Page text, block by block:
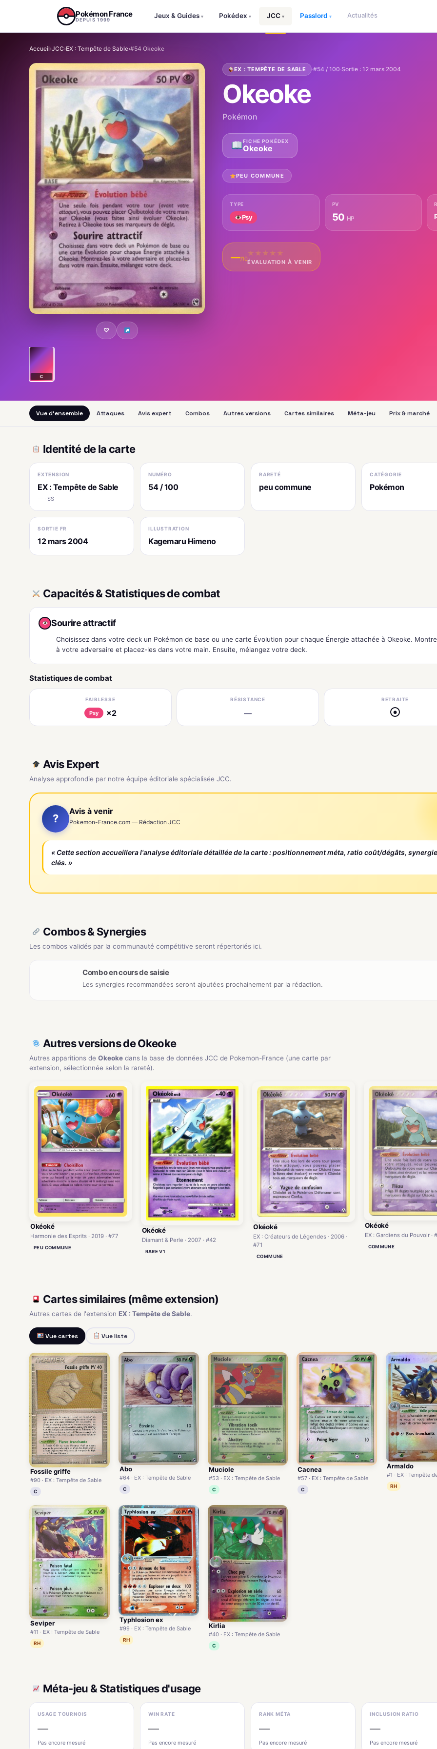
Pokémon France
DEPUIS 1999
Jeux & Guides ▾ Pokédex ▾ JCC ▾ Passlord ▾ Actualités
Accueil›JCC›EX : Tempête de Sable›#54 Okeoke
♡
C
EX : TEMPÊTE DE SABLE ·#54 / 100·Sortie : 12 mars 2004
Okeoke
Pokémon
FICHE POKÉDEX
Okeoke
PEU COMMUNE
TYPE
Psy
PV
50 HP
—/10
★ ★ ★ ★ ★
ÉVALUATION À VENIR
Vue d'ensemble Attaques Avis expert Combos Autres versions Cartes similaires Méta-jeu Prix & marché
Identité de la carte
EXTENSION
EX : Tempête de Sable
— · SS
NUMÉRO
54 / 100
RARETÉ
peu commune
CATÉGORIE
Pokémon
SORTIE FR
12 mars 2004
ILLUSTRATION
Kagemaru Himeno
Capacités & Statistiques de combat
Sourire attractif
Choisissez dans votre deck un Pokémon de base ou une carte Évolution pour chaque Énergie attachée à Okeoke.
à votre adversaire et placez-les dans votre main. Ensuite, mélangez votre deck.
Statistiques de combat
FAIBLESSE
Psy ×2
RÉSISTANCE
—
RETRAITE
●
Avis Expert
Analyse approfondie par notre équipe éditoriale spécialisée JCC.
?
Avis à venir
Pokemon-France.com — Rédaction JCC
« Cette section accueillera l'analyse éditoriale détaillée de la carte : positionnement méta, ratio coût/dégâts,
clés. »
Combos & Synergies
Les combos validés par la communauté compétitive seront répertoriés ici.
Combo en cours de saisie
Les synergies recommandées seront ajoutées prochainement par la rédaction.
Autres versions de Okeoke
Autres apparitions de Okeoke dans la base de données JCC de Pokemon-France (une carte par
extension, sélectionnée selon la rareté).
Okéoké
Harmonie des Esprits · 2019 · #77
PEU COMMUNE
Okéoké
Diamant & Perle · 2007 · #42
RARE V1
Okéoké
EX : Créateurs de Légendes · 2006 ·
#71
COMMUNE
Okéoké
EX : Gardiens du Pouvoir ·
COMMUNE
Cartes similaires (même extension)
Autres cartes de l'extension EX : Tempête de Sable.
Vue cartes Vue liste
Fossile griffe
#90 · EX : Tempête de Sable
C
Abo
#64 · EX : Tempête de Sable
C
Muciole
#53 · EX : Tempête de Sable
C
Cacnea
#57 · EX : Tempête de Sable
C
Armaldo
#1 · EX : Tempête
RH
Seviper
#11 · EX : Tempête de Sable
RH
Typhlosion ex
#99 · EX : Tempête de Sable
RH
Kirlia
#40 · EX : Tempête de Sable
C
Méta-jeu & Statistiques d'usage
USAGE TOURNOIS
—
Pas encore mesuré
WIN RATE
—
Pas encore mesuré
RANK MÉTA
—
Pas encore mesuré
INCLUSION RATIO
—
Pas encore mesuré